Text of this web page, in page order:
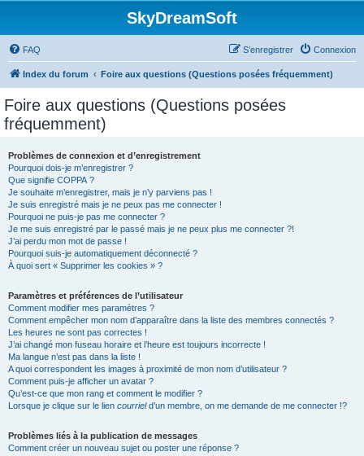
SkyDreamSoft
FAQ Connexion
S’enregistrer
Index du forum Foire aux questions (Questions posées fréquemment)
Foire aux questions (Questions posées
fréquemment)
Problèmes de connexion et d’enregistrement
Pourquoi dois-je m’enregistrer ?
Que signifie COPPA ?
Je souhaite m’enregistrer, mais je n’y parviens pas !
Je suis enregistré mais je ne peux pas me connecter !
Pourquoi ne puis-je pas me connecter ?
Je me suis enregistré par le passé mais je ne peux plus me connecter ?!
J’ai perdu mon mot de passe !
Pourquoi suis-je automatiquement déconnecté ?
À quoi sert « Supprimer les cookies » ?
Paramètres et préférences de l’utilisateur
Comment modifier mes paramètres ?
Comment empêcher mon nom d’apparaître dans la liste des membres connectés ?
Les heures ne sont pas correctes !
J’ai changé mon fuseau horaire et l’heure est toujours incorrecte !
Ma langue n’est pas dans la liste !
A quoi correspondent les images à proximité de mon nom d’utilisateur ?
Comment puis-je afficher un avatar ?
Qu’est-ce que mon rang et comment le modifier ?
Lorsque je clique sur le lien courrield’un membre, on me demande de me connecter !?
Problèmes liés à la publication de messages
Comment créer un nouveau sujet ou poster une réponse ?